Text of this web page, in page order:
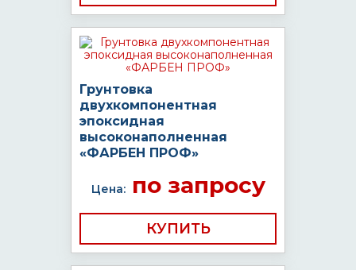
Грунтовка
двухкомпонентная
эпоксидная
высоконаполненная
«ФАРБЕН ПРОФ»
Цена:по запросу
КУПИТЬ